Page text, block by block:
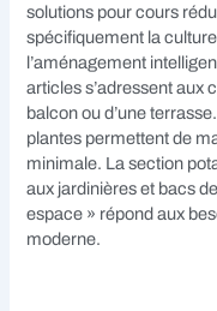
solutions pour cours
spécifiquement la
l’aménagement
articles s’adressent aux
balcon ou d’une
plantes permettent de
minimale. La section
aux jardinières et bacs
espace » répond aux
moderne.